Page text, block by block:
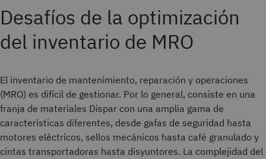
Desafíos de la optimización
del inventario de MRO
El inventario de mantenimiento, reparación y operaciones
(MRO) es difícil de gestionar. Por lo general, consiste en una
franja de materiales Dispar con una amplia gama de
características diferentes, desde gafas de seguridad hasta
motores eléctricos, sellos mecánicos hasta café granulado y
cintas transportadoras hasta disyuntores. La complejidad del